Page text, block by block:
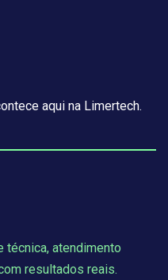
aqui na Limertech.
técnica, atendimento
resultados reais.